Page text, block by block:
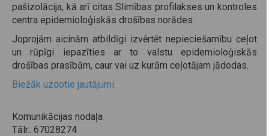
pašizolācija, kā arī citas Slimības profilakses un kontroles
centra epidemioloģiskās drošības norādes.
Joprojām aicinām atbildīgi izvērtēt nepieciešamību ceļot
un rūpīgi iepazīties ar to valstu epidemioloģiskās
drošības prasībām, caur vai uz kurām ceļotājam jādodas.
Biežāk uzdotie jautājumi.
Komunikācijas nodaļa
Tālr.: 67028274